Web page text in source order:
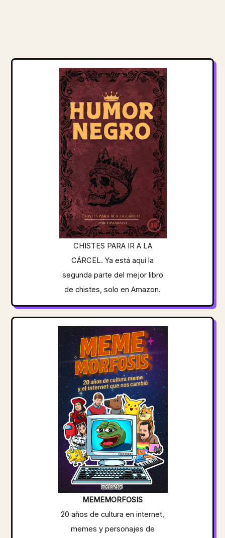
CHISTES PARA IR A LA
CÁRCEL. Ya está aquí la
segunda parte del mejor libro
de chistes, solo en Amazon.
MEMEMORFOSIS
20 años de cultura en internet,
memes y personajes de